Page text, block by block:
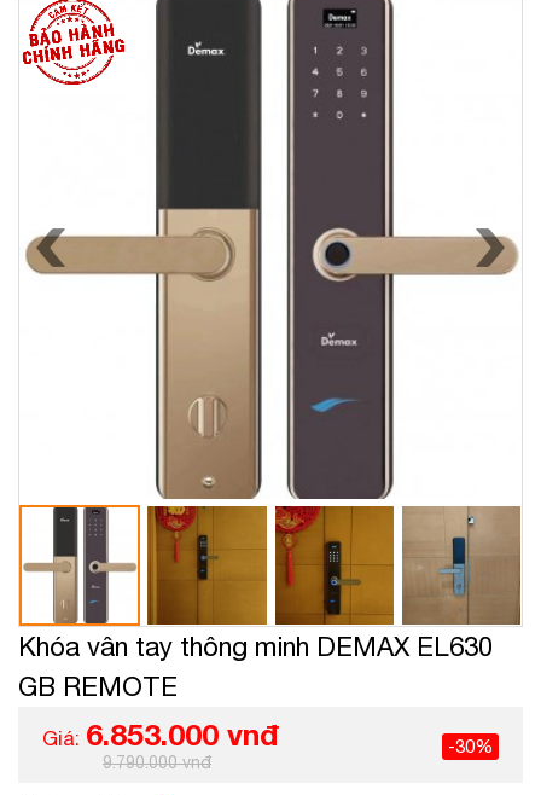
Khóa vân tay thông minh DEMAX EL630
GB REMOTE
Giá: 6.853.000 vnđ
9.790.000 vnđ
-30%